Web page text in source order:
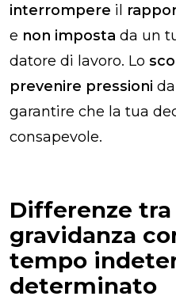
interrompere il
e non imposta da un
datore di lavoro. Lo
prevenire pressioni
garantire che la tua
consapevole.
Differenze
gravidanza
tempo
determinato